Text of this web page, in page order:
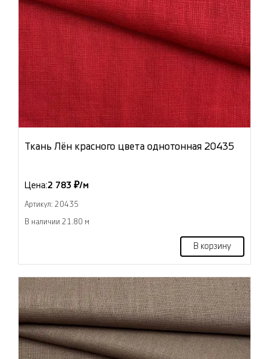
Ткань Лён красного цвета однотонная 20435
Цена:2 783 ₽/м
Артикул: 20435
В наличии 21.80 м
В корзину